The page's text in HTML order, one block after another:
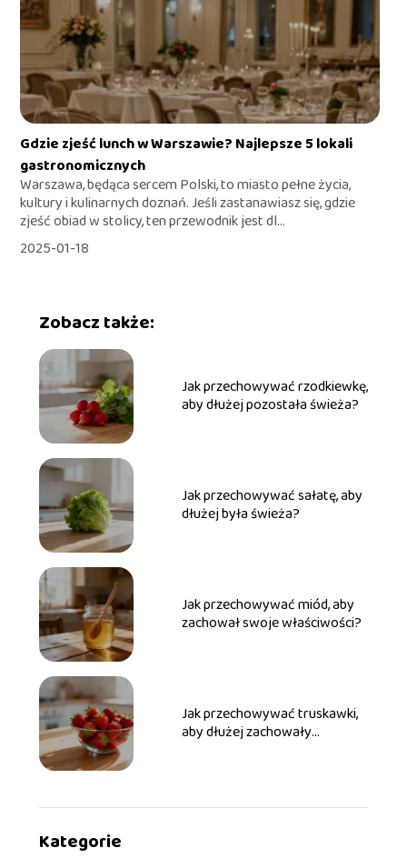
Gdzie zjeść lunch w Warszawie? Najlepsze 5 lokali
gastronomicznych
Warszawa, będąca sercem Polski, to miasto pełne życia,
kultury i kulinarnych doznań. Jeśli zastanawiasz się, gdzie
zjeść obiad w stolicy, ten przewodnik jest dl...
2025-01-18
Zobacz także:
Jak przechowywać rzodkiewkę,
aby dłużej pozostała świeża?
Jak przechowywać sałatę, aby
dłużej była świeża?
Jak przechowywać miód, aby
zachował swoje właściwości?
Jak przechowywać truskawki,
aby dłużej zachowały
Kategorie